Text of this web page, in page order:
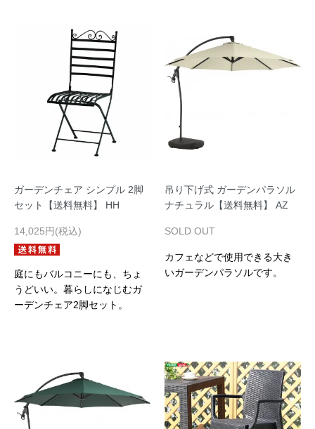
ガーデンチェア シンプル 2脚
セット【送料無料】 HH
14,025円(税込)
庭にもバルコニーにも、ちょ
うどいい。暮らしになじむガ
ーデンチェア2脚セット。
吊り下げ式 ガーデンパラソル
ナチュラル【送料無料】 AZ
SOLD OUT
カフェなどで使用できる大き
いガーデンパラソルです。